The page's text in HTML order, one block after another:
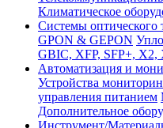
Климатичeское
Системы оптического
GPON & GEPON
GBIC, XFP, SFP+, X2,
Автоматизация и
Устройства
управления питанием
Дополнительное
Инструмент/